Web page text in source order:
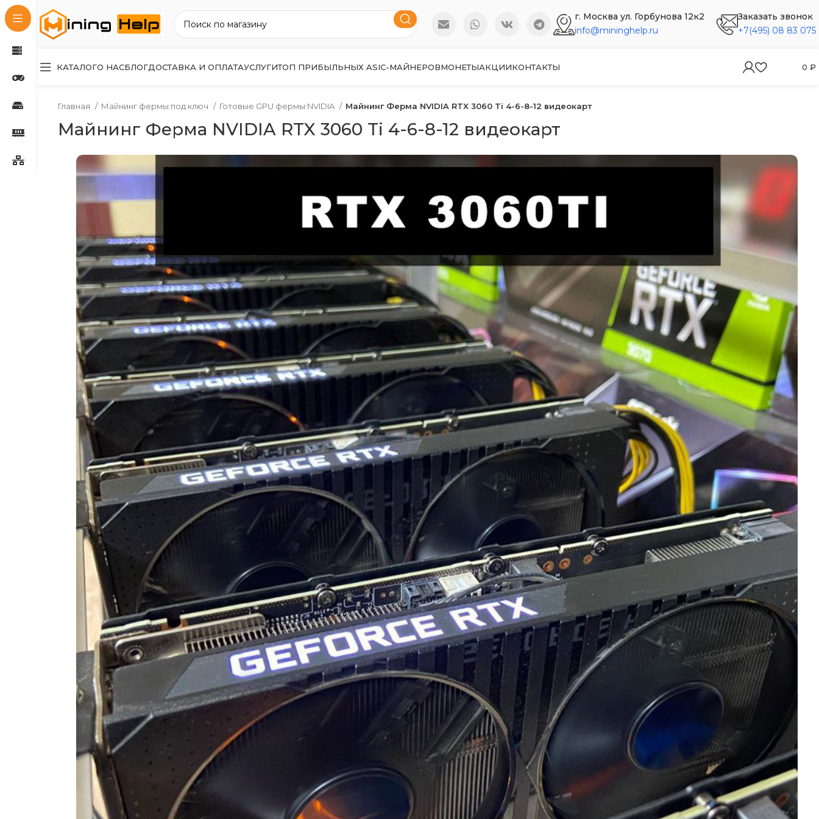
г. Москва ул. Горбунова 12к2
info@mininghelp.ru
Заказать звонок
+7(495) 08 83 075
КАТАЛОГО НАСБЛОГДОСТАВКА И ОПЛАТАУСЛУГИТОП ПРИБЫЛЬНЫХ ASIC-МАЙНЕРОВМОНЕТЫАКЦИИКОНТАКТЫ 0 ₽
Главная Майнинг фермы под ключ Готовые GPU фермы NVIDIA Майнинг Ферма NVIDIA RTX 3060 Ti 4-6-8-12 видеокарт
Майнинг Ферма NVIDIA RTX 3060 Ti 4-6-8-12 видеокарт